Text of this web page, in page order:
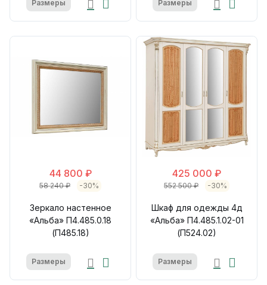
Размеры Размеры
44 800 ₽
58 240 ₽ -30%
Зеркало настенное
«Альба» П4.485.0.18
(П485.18)
Размеры
425 000 ₽
552 500 ₽ -30%
Шкаф для одежды 4д
«Альба» П4.485.1.02-01
(П524.02)
Размеры